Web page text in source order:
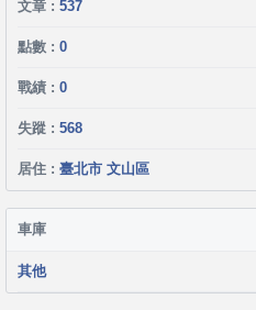
文章 : 537
點數 : 0
戰績 : 0
失蹤 : 568
居住 : 臺北市 文山區
車庫
其他